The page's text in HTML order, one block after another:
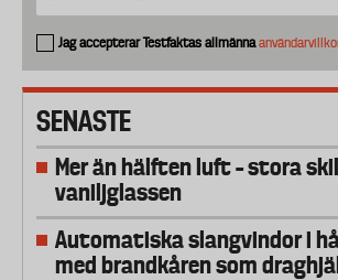
Jag accepterar Testfaktas allmänna
SENASTE
Mer än hälften luft – stora
vaniljglassen
Automatiska slangvindor i
med brandkåren som